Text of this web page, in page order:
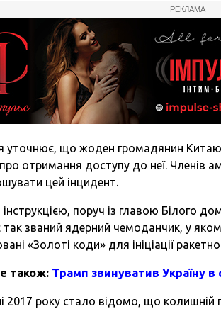
РЕКЛАМА
уточнює, що жоден громадянин Китаю
отримання доступу до неї. Членів
цей інцидент.
інструкцією, поруч із главою Білого
так званий ядерний чемоданчик, у
«Золоті коди» для ініціації
також: Трамп звинуватив Україну в
2017 року стало відомо, що